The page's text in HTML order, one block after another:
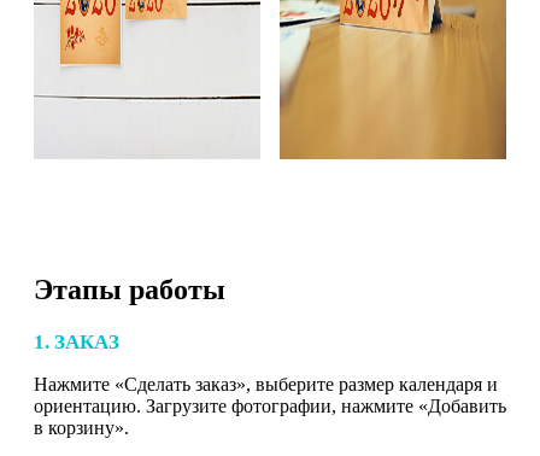
Этапы работы
1. ЗАКАЗ
Нажмите «Сделать заказ», выберите размер календаря и
ориентацию. Загрузите фотографии, нажмите «Добавить
в корзину».